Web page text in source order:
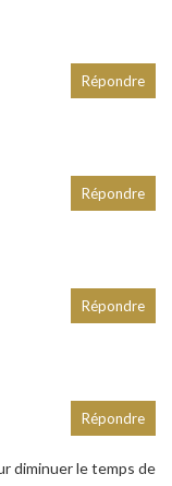
Répondre
Répondre
Répondre
diminuer le temps de
Répondre